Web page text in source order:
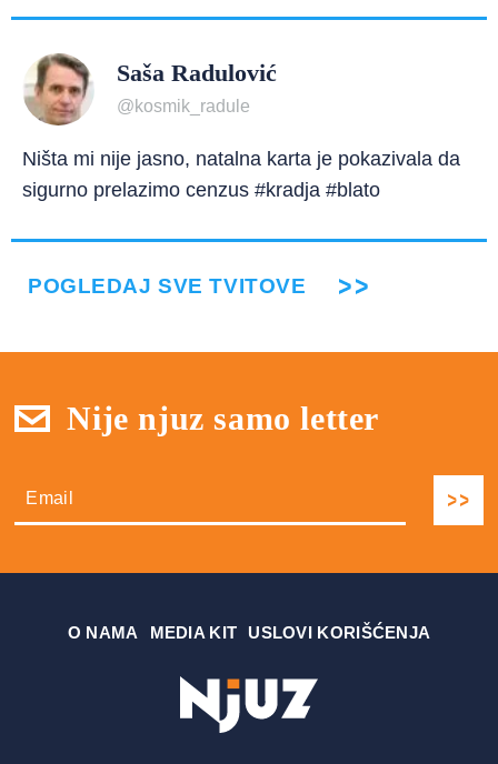
Saša Radulović
@kosmik_radule
Ništa mi nije jasno, natalna karta je pokazivala da
sigurno prelazimo cenzus #kradja #blato
POGLEDAJ SVE TVITOVE
Nije njuz samo letter
О NAMA MEDIA KIT USLOVI KORIŠĆENJA